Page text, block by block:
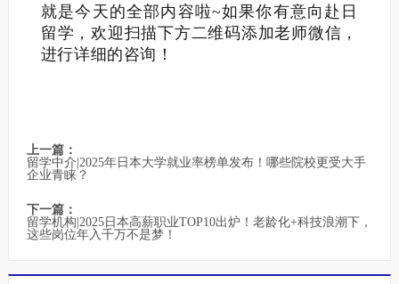
就是今天的全部内容啦~如果你有意向赴日
留学，欢迎扫描下方二维码添加老师微信，
进行详细的咨询！
上一篇：
留学中介|2025年日本大学就业率榜单发布！哪些院校更受大手
企业青睐？
下一篇：
留学机构|2025日本高薪职业TOP10出炉！老龄化+科技浪潮下，
这些岗位年入千万不是梦！